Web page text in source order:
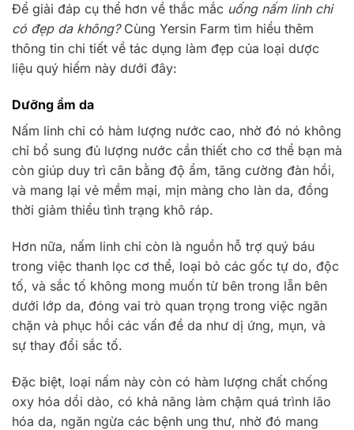
Để giải đáp cụ thể hơn về thắc mắc uống nấm linh chi
có đẹp da không?Cùng Yersin Farm tìm hiểu thêm
thông tin chi tiết về tác dụng làm đẹp của loại dược
liệu quý hiếm này dưới đây:
Dưỡng ẩm da
Nấm linh chi có hàm lượng nước cao, nhờ đó nó không
chỉ bổ sung đủ lượng nước cần thiết cho cơ thể bạn mà
còn giúp duy trì cân bằng độ ẩm, tăng cường đàn hồi,
và mang lại vẻ mềm mại, mịn màng cho làn da, đồng
thời giảm thiểu tình trạng khô ráp.
Hơn nữa, nấm linh chi còn là nguồn hỗ trợ quý báu
trong việc thanh lọc cơ thể, loại bỏ các gốc tự do, độc
tố, và sắc tố không mong muốn từ bên trong lẫn bên
dưới lớp da, đóng vai trò quan trọng trong việc ngăn
chặn và phục hồi các vấn đề da như dị ứng, mụn, và
sự thay đổi sắc tố.
Đặc biệt, loại nấm này còn có hàm lượng chất chống
oxy hóa dồi dào, có khả năng làm chậm quá trình lão
hóa da, ngăn ngừa các bệnh ung thư, nhờ đó mang